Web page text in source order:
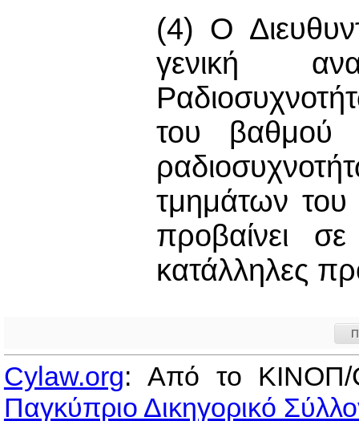
(4) Ο
γενική
του βαθμού
τμημάτων του
προβαίνει
κατάλληλες
Cylaw.org: Από το
Παγκύπριο Δικηγορικό